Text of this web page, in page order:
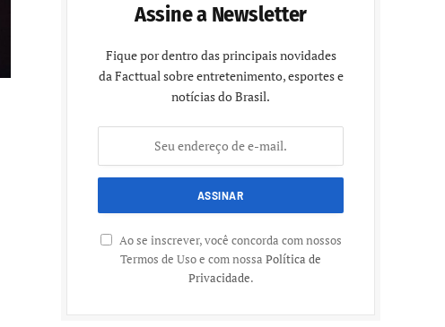
Assine a Newsletter
Fique por dentro das principais novidades
da Facttual sobre entretenimento, esportes e
notícias do Brasil.
Ao se inscrever, você concorda com nossos
Termos de Uso e com nossa Política de
Privacidade.